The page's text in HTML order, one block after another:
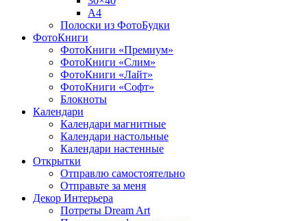
A4
Полоски из ФотоБудки
ФотоКниги
ФотоКниги «Премиум»
ФотоКниги «Слим»
ФотоКниги «Лайт»
ФотоКниги «Софт»
Блокноты
Календари
Календари магнитные
Календари настольные
Календари настенные
Открытки
Отправлю самостоятельно
Отправьте за меня
Декор Интерьера
Потреты Dream Art